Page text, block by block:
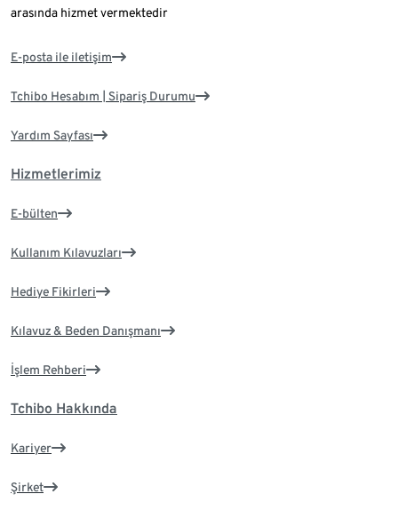
arasında hizmet vermektedir
E-posta ile iletişim
Tchibo Hesabım | Sipariş Durumu
Yardım Sayfası
Hizmetlerimiz
E-bülten
Kullanım Kılavuzları
Hediye Fikirleri
Kılavuz & Beden Danışmanı
İşlem Rehberi
Tchibo Hakkında
Kariyer
Şirket